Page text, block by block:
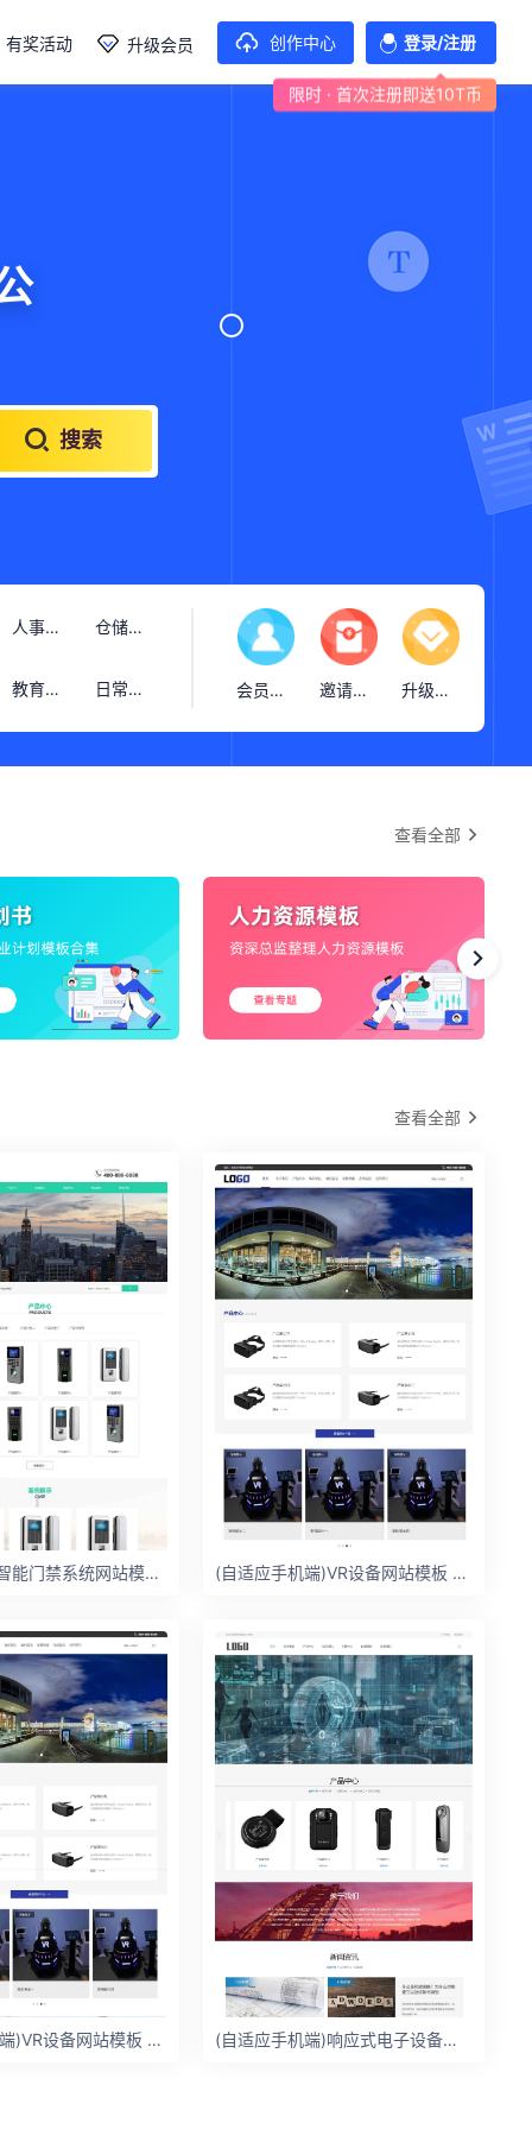
有奖活动 升级会员 创作中心 登录/注册
限时 · 首次注册即送10T币
发
搜索
人事管理 仓储购销
教育培训 日常计划 会员中心 邀请活动 升级会员
查看全部
查看全部
((PC+WAP)智能门禁系统网站模板 人脸闸机网站 (自适应手机端)VR设备网站模板 VR眼睛网站
(自适应手机端)VR设备网站模板 VR眼睛网站 (自适应手机端)响应式电子设备网站模板